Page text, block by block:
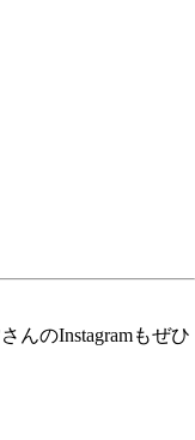
んのInstagramもぜひ